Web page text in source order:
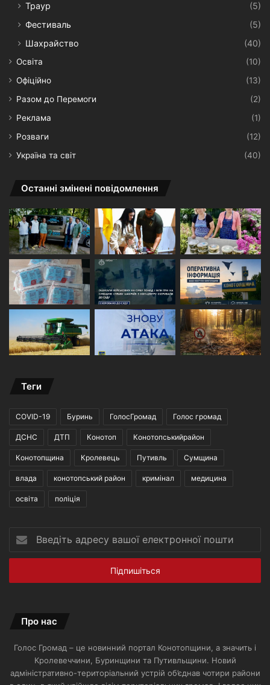
Траур
(5)
Фестиваль
(5)
Шахрайство
(40)
Освіта
(10)
Офіційно
(13)
Разом до Перемоги
(2)
Реклама
(1)
Розваги
(12)
Україна та світ
(40)
Останні змінені повідомлення
Теги
COVID-19 Буринь ГолосГромад Голос громад
ДСНС ДТП Конотоп Конотопськийрайон
Конотопщина Кролевець Путивль Сумщина
влада конотопський район кримінал медицина
освіта поліція
адресу
вашої
пошти
Про нас
Голос Громад – це новинний портал Конотопщини, а значить і
Кролевеччини, Буринщини та Путивльщини. Новий
адміністративно-територіальний устрій об’єднав чотири райони